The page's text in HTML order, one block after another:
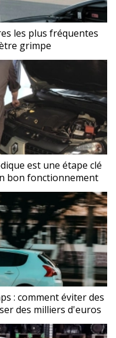
les plus fréquentes
grimpe
est une étape clé
bon fonctionnement
: comment éviter des
des milliers d'euros